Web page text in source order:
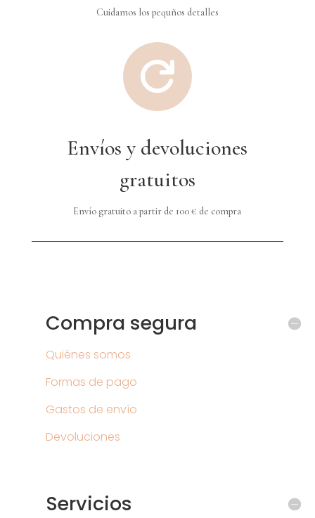
Cuidamos los pequños detalles

Envíos y devoluciones
gratuitos
Envío gratuito a partir de 100 € de compra
Compra segura
Quiénes somos
Formas de pago
Gastos de envío
Devoluciones
Servicios